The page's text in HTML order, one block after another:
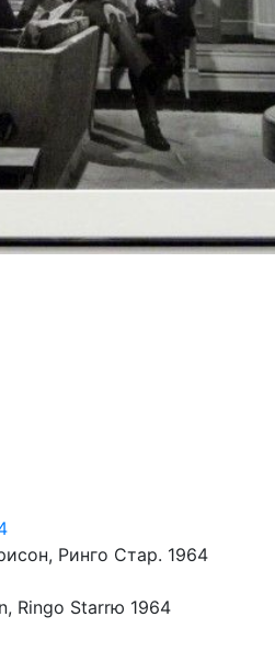
Ринго Стар. 1964
Ringo Starrю 1964